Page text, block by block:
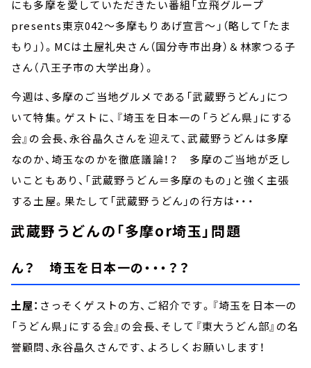
にも多摩を愛していただきたい番組「立飛グループ
presents東京042～多摩もりあげ宣言～」（略して「たま
もり」）。MCは土屋礼央さん（国分寺市出身）＆林家つる子
さん（八王子市の大学出身）。
今週は、多摩のご当地グルメである「武蔵野うどん」につ
いて特集。ゲストに、『埼玉を日本一の「うどん県」にする
会』の会長、永谷晶久さんを迎えて、武蔵野うどんは多摩
なのか、埼玉なのかを徹底議論！？ 多摩のご当地が乏し
いこともあり、「武蔵野うどん＝多摩のもの」と強く主張
する土屋。果たして「武蔵野うどん」の行方は・・・
武蔵野うどんの「多摩or埼玉」問題
ん？ 埼玉を日本一の・・・？？
土屋： さっそくゲストの方、ご紹介です。『埼玉を日本一の
「うどん県」にする会』の会長、そして『東大うどん部』の名
誉顧問、永谷晶久さんです、よろしくお願いします！